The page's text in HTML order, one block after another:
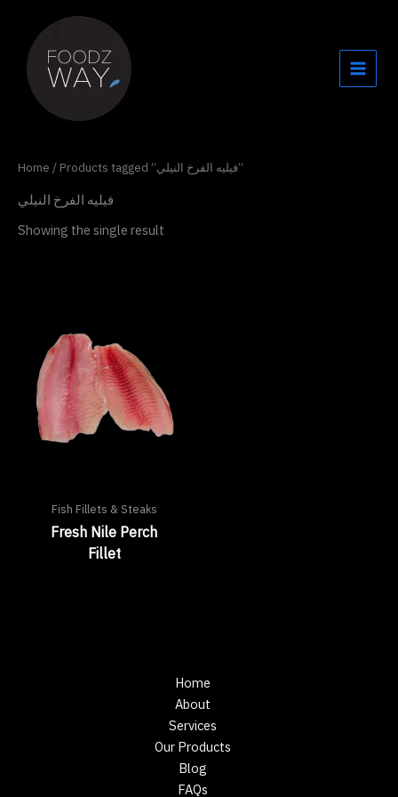
content
Home / Products tagged “فيليه الفرخ النيلي”
فيليه الفرخ النيلي
Showing the single result
Fish Fillets & Steaks
Fresh Nile Perch
Fillet
Home
About
Services
Our Products
Blog
FAQs